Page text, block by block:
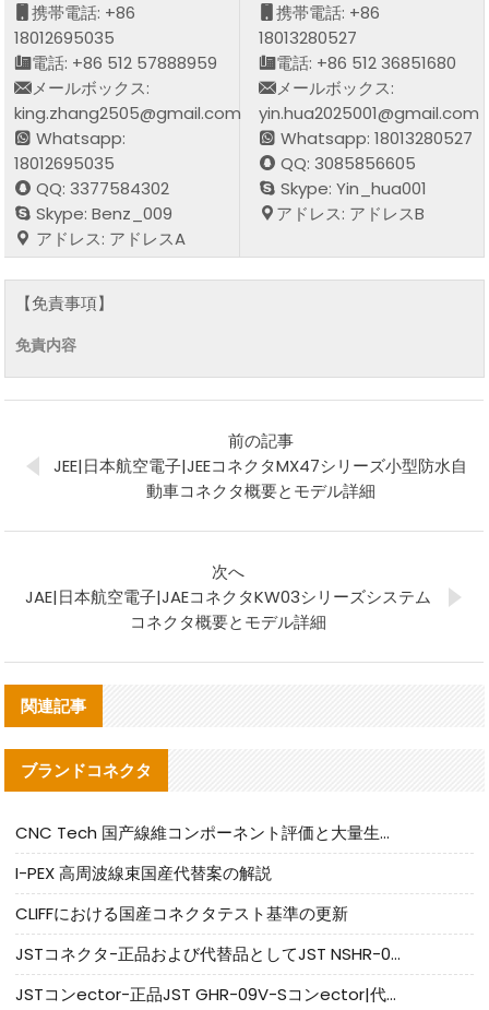
携帯電話: +86
18012695035
電話: +86 512 57888959
メールボックス:
king.zhang2505@gmail.com
Whatsapp:
18012695035
QQ: 3377584302
Skype: Benz_009
アドレス: アドレスA
携帯電話: +86
18013280527
電話: +86 512 36851680
メールボックス:
yin.hua2025001@gmail.com
Whatsapp: 18013280527
QQ: 3085856605
Skype: Yin_hua001
アドレス: アドレスB
【免責事項】
免責内容
前の記事
JEE|日本航空電子|JEEコネクタMX47シリーズ小型防水自
動車コネクタ概要とモデル詳細
次へ
JAE|日本航空電子|JAEコネクタKW03シリーズシステム
コネクタ概要とモデル詳細
関連記事
ブランドコネクタ
CNC Tech 国产線維コンポーネント評価と大量生産適合ガイド
I-PEX 高周波線束国産代替案の解説
CLIFFにおける国産コネクタテスト基準の更新
JSTコネクタ-正品および代替品としてJST NSHR-02V-Sコネクタを提供します
JSTコンector-正品JST GHR-09V-Sコンector|代替品提供